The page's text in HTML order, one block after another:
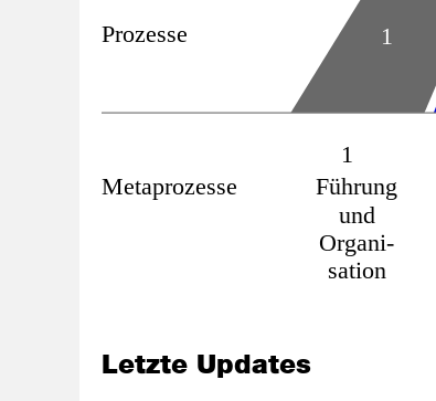
1
Prozesse
Führung
und
Organi-
sation
Metaprozesse
1
Letzte Updates